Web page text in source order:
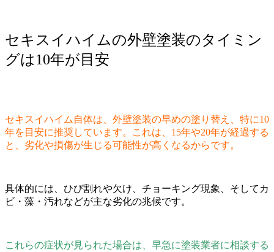
セキスイハイムの外壁塗装のタイミン
グは10年が目安
セキスイハイム自体は、外壁塗装の早めの塗り替え、特に10
年を目安に推奨しています。これは、15年や20年が経過する
と、劣化や損傷が生じる可能性が高くなるからです。
具体的には、ひび割れや欠け、チョーキング現象、そしてカ
ビ・藻・汚れなどが主な劣化の兆候です。
これらの症状が見られた場合は、早急に塗装業者に相談する